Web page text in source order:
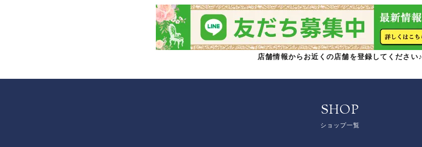
店舗情報からお近くの店舗を登録してください♪
SHOP
ショップ一覧